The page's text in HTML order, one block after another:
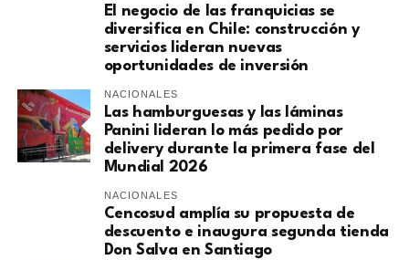
El negocio de las franquicias se
diversifica en Chile: construcción y
servicios lideran nuevas
oportunidades de inversión
NACIONALES
Las hamburguesas y las láminas
Panini lideran lo más pedido por
delivery durante la primera fase del
Mundial 2026
NACIONALES
Cencosud amplía su propuesta de
descuento e inaugura segunda tienda
Don Salva en Santiago